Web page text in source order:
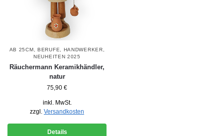
AB 25CM BERUFE HANDWERKER
NEUHEITEN 2025
Räuchermann Keramikhändler,
natur
75,90 €
inkl. MwSt.
zzgl. Versandkosten
Details